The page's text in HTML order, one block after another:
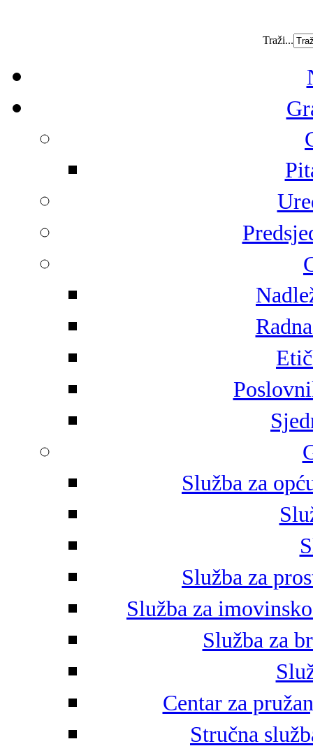
Traži...
Služba za
Služba za
Služba za
Služba za
Centar za
Stručna